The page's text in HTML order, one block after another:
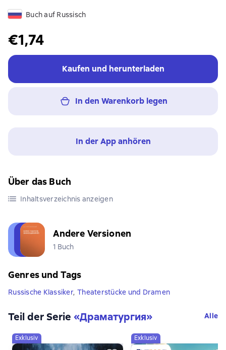
Buch auf Russisch
€1,74
Kaufen und herunterladen
In den Warenkorb legen
In der App anhören
Über das Buch
Inhaltsverzeichnis anzeigen
Andere Versionen
1 Buch
Genres und Tags
Russische Klassiker, Theaterstücke und Dramen
Teil der Serie «Драматургия» Alle
Exklusiv Exklusiv